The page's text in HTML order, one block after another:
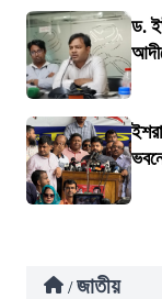
ড.
/ জাতীয়